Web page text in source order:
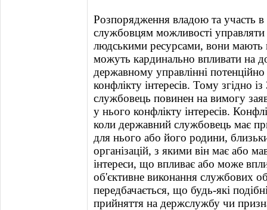
Розпорядження владою та участь
службовцям можливості
людськими ресурсами, вони мають
можуть кардинально впливати на
державному управлінні
конфлікту інтересів. Тому згідно
службовець повинен на вимогу
у нього конфлікту інтересів.
коли державний службовець має
для нього або його родини,
організацій, з якими він має або
інтереси, що впливає або може
об'єктивне виконання службових
передбачається, що будь-які
прийняття на держслужбу чи